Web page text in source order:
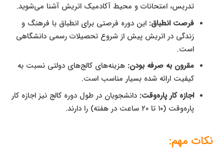
تدریس، امتحانات و محیط آکادمیک اتریش آشنا می‌شوید.
فرصت انطباق: این دوره فرصتی برای انطباق با فرهنگ و
زندگی در اتریش پیش از شروع تحصیلات رسمی دانشگاهی
است.
مقرون به صرفه بودن: هزینه‌های کالج‌های دولتی نسبت به
کیفیت ارائه شده بسیار مناسب است.
اجازه کار پاره‌وقت: دانشجویان در طول دوره کالج نیز اجازه کار
پاره‌وقت (۱۰ تا ۲۰ ساعت در هفته) را دارند.
نکات مهم: